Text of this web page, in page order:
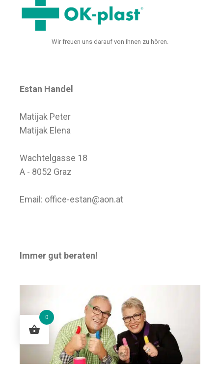
Wir freuen uns darauf von Ihnen zu hören.
Estan Handel
Matijak Peter
Matijak Elena
Wachtelgasse 18
A - 8052 Graz
Email: office-estan@aon.at
Immer gut beraten!
0